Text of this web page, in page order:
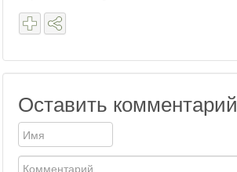
Оставить комментарий